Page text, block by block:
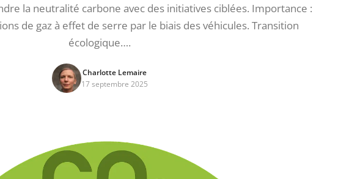
la neutralité carbone avec des initiatives ciblées. Importance :
de gaz à effet de serre par le biais des véhicules. Transition
écologique….
Charlotte Lemaire
17 septembre 2025